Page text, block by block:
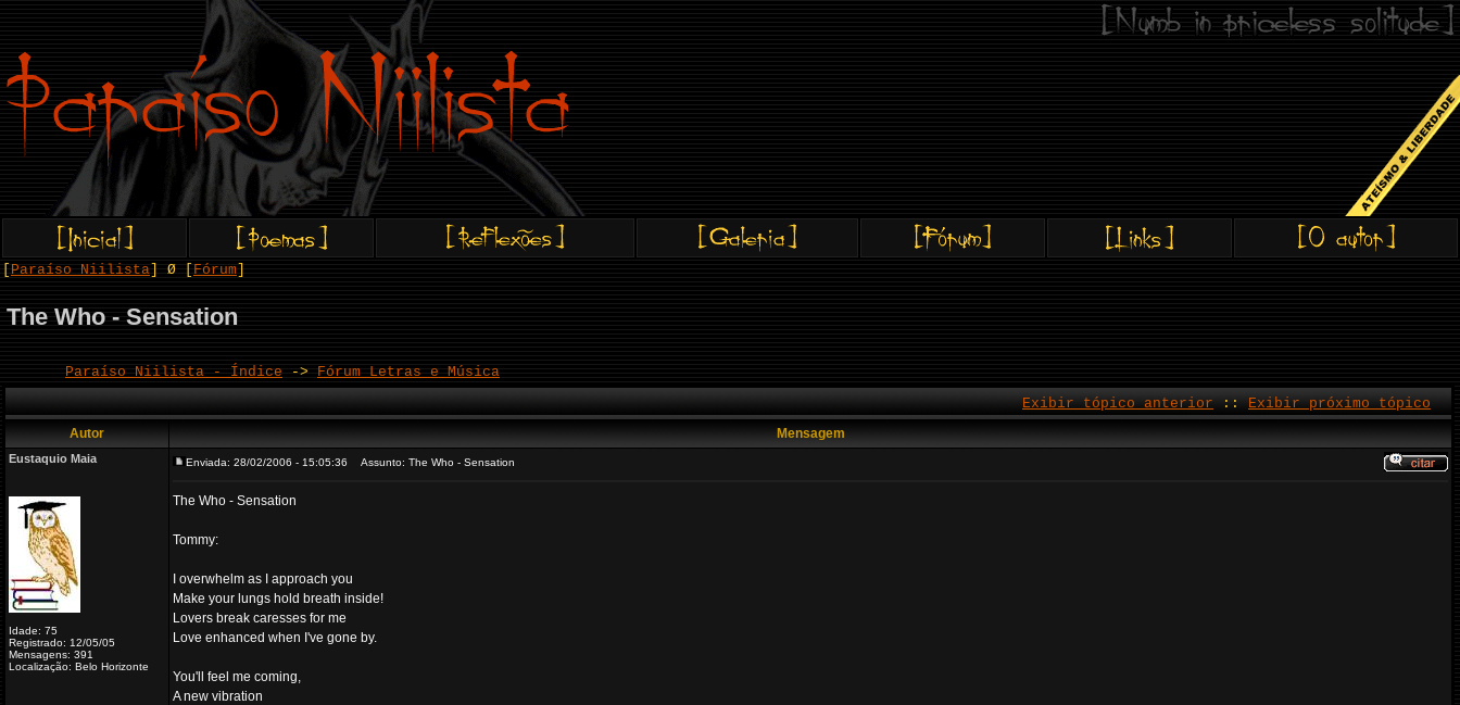
Paraíso Niilista ] Ø [ Fórum
The Who - Sensation
Paraíso Niilista - Índice -> Fórum Letras e Música
Exibir tópico anterior :: Exibir próximo tópico
Autor Mensagem
Eustaquio Maia
Idade: 75
Registrado: 12/05/05
Mensagens: 391
Localização: Belo Horizonte
Enviada: 28/02/2006 - 15:05:36 Assunto: The Who - Sensation
The Who - Sensation
Tommy:
I overwhelm as I approach you
Make your lungs hold breath inside!
Lovers break caresses for me
Love enhanced when I've gone by.
You'll feel me coming,
A new vibration